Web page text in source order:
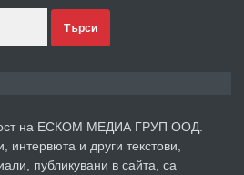
преди 4 дни
Търси
на ЕСКОМ МЕДИА ГРУП ООД.
интервюта и други текстови,
публикувани в сайта, са